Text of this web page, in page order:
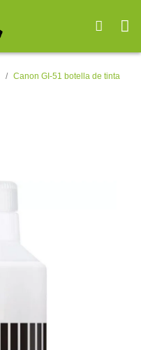
Canon GI-51 botella de tinta